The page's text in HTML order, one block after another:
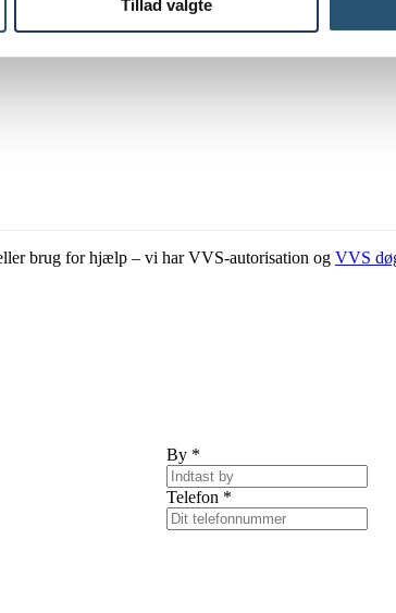
Tillad valgte
brug for hjælp – vi har VVS-autorisation og VVS
By *
Telefon *